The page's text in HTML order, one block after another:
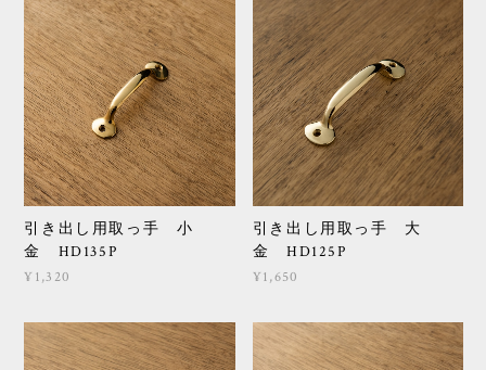
引き出し用取っ手 小
金 HD135P
¥1,320
引き出し用取っ手 大
金 HD125P
¥1,650